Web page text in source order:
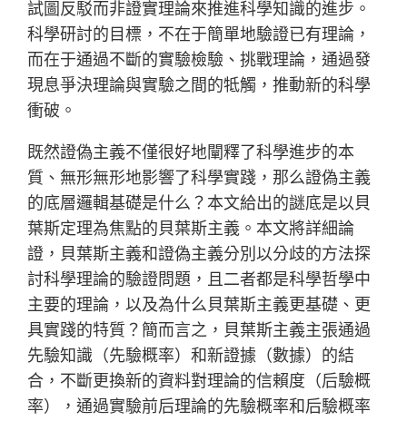
試圖反駁而非證實理論來推進科學知識的進步。
科學研討的目標，不在于簡單地驗證已有理論，
而在于通過不斷的實驗檢驗、挑戰理論，通過發
現息爭決理論與實驗之間的牴觸，推動新的科學
衝破。
既然證偽主義不僅很好地闡釋了科學進步的本
質、無形無形地影響了科學實踐，那么證偽主義
的底層邏輯基礎是什么？本文給出的謎底是以貝
葉斯定理為焦點的貝葉斯主義。本文將詳細論
證，貝葉斯主義和證偽主義分別以分歧的方法探
討科學理論的驗證問題，且二者都是科學哲學中
主要的理論，以及為什么貝葉斯主義更基礎、更
具實踐的特質？簡而言之，貝葉斯主義主張通過
先驗知識（先驗概率）和新證據（數據）的結
合，不斷更換新的資料對理論的信賴度（后驗概
率），通過實驗前后理論的先驗概率和后驗概率